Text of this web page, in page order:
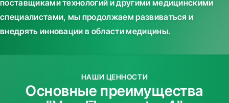
поставщиками технологий и другими медицинскими
специалистами, мы продолжаем развиваться и
внедрять инновации в области медицины.
НАШИ ЦЕННОСТИ
Основные преимущества